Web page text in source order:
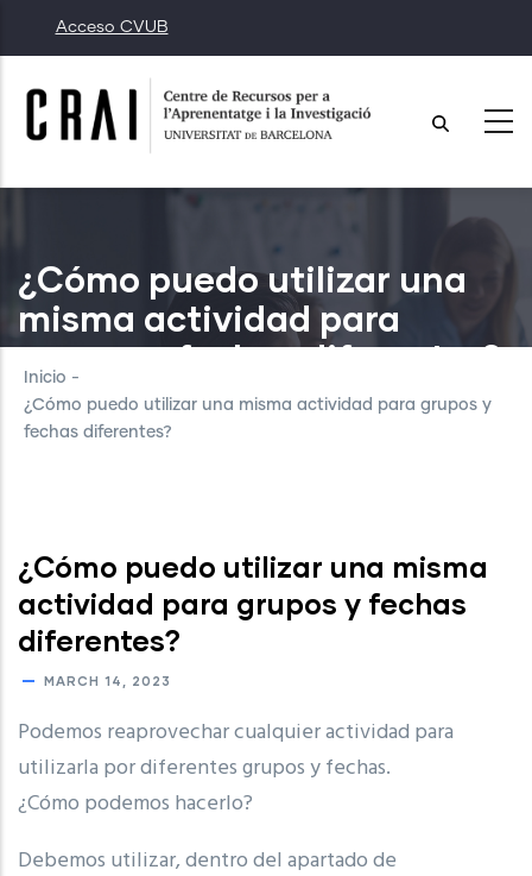
al
contenido
principal
Acceso CVUB
¿Cómo puedo utilizar una
misma actividad para
grupos y fechas diferentes?
Inicio -
¿Cómo puedo utilizar una misma actividad para grupos y
fechas diferentes?
¿Cómo puedo utilizar una misma
actividad para grupos y fechas
diferentes?
MARCH 14, 2023
Podemos reaprovechar cualquier actividad para
utilizarla por diferentes grupos y fechas.
¿Cómo podemos hacerlo?
Debemos utilizar, dentro del apartado de